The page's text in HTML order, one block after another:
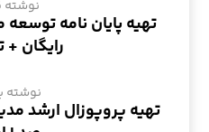
نوشته
تهیه پایان نامه
رایگان
نوشته
تهیه پروپوزال ارشد